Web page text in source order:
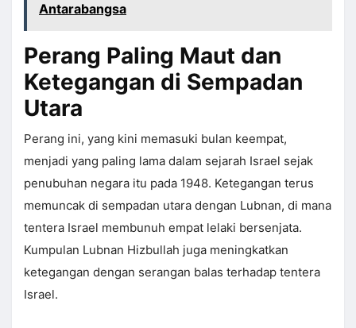
Antarabangsa
Perang Paling Maut dan
Ketegangan di Sempadan
Utara
Perang ini, yang kini memasuki bulan keempat,
menjadi yang paling lama dalam sejarah Israel sejak
penubuhan negara itu pada 1948. Ketegangan terus
memuncak di sempadan utara dengan Lubnan, di mana
tentera Israel membunuh empat lelaki bersenjata.
Kumpulan Lubnan Hizbullah juga meningkatkan
ketegangan dengan serangan balas terhadap tentera
Israel.